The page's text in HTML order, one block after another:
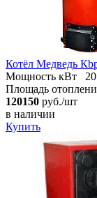
Котёл Медведь
Мощность кВт
20
Площадь
120150 руб./шт
в наличии
Купить